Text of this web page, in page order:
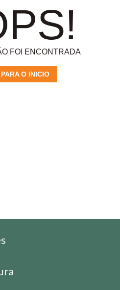
FOI ENCONTRADA
O INICIO